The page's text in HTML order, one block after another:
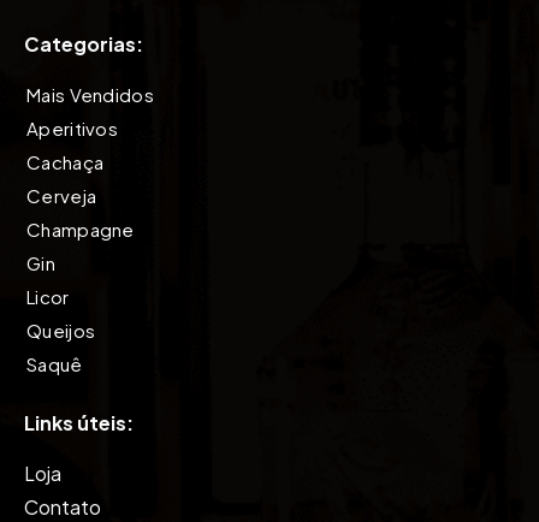
Categorias:
Mais Vendidos
Aperitivos
Cachaça
Cerveja
Champagne
Gin
Licor
Queijos
Saquê
Vinho
Vodkas
Whisky
Links úteis:
Loja
Contato